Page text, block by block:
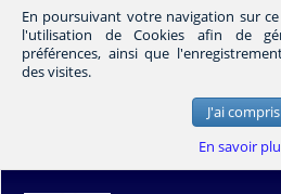
En poursuivant votre navigation sur
l'utilisation de Cookies afin de
préférences, ainsi que
des visites.
J'ai compris
En savoir